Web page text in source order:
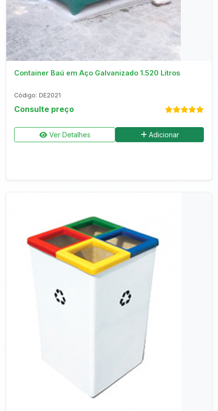
Consultar no WhatsApp
Container Baú em Aço Galvanizado 1.520 Litros
Código: DE2021
Consulte preço
Ver Detalhes Adicionar
Consultar no WhatsApp